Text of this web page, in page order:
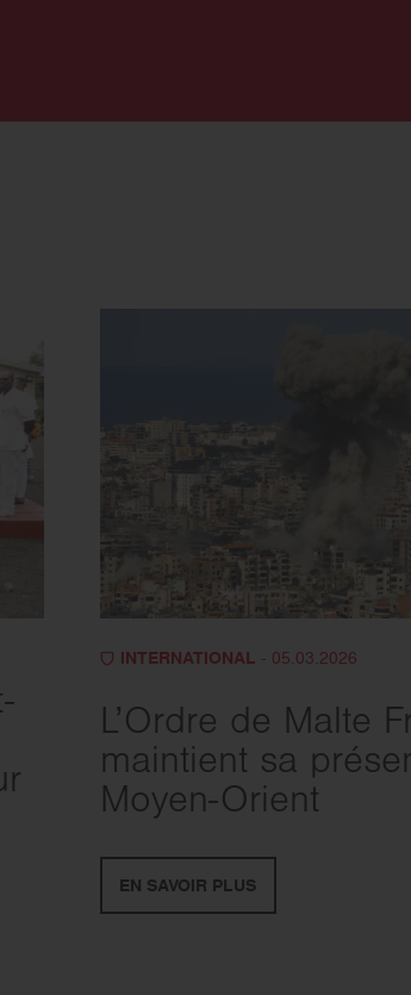
INTERNATIONAL - 05.03.2026
L’Ordre de Malte
maintient sa
Moyen-Orient
EN SAVOIR PLUS